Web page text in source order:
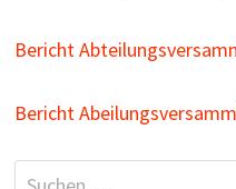
Bericht
Bericht
Suchen